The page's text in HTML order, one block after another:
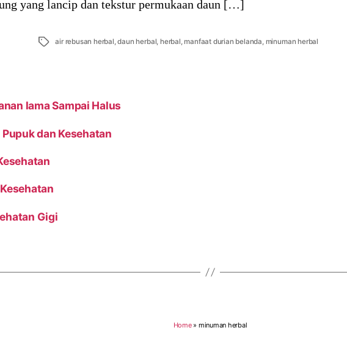
yang lancip dan tekstur permukaan daun […]
Tags air rebusan herbal,daun herbal, herbal,manfaat durian belanda, minuman herbal
lama Sampai Halus
dan Kesehatan
Gigi
Home» minuman herbal